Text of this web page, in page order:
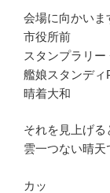
会場に向かいま
市役所前
スタンプラリー
艦娘スタンディ
晴着大和
それを見上げる
雲一つない晴天
カッ